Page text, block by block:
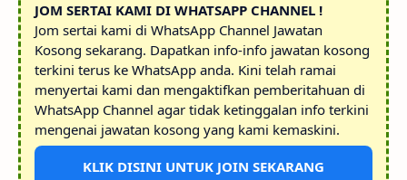
JOM SERTAI KAMI DI WHATSAPP CHANNEL !
Jom sertai kami di WhatsApp Channel Jawatan
Kosong sekarang. Dapatkan info-info jawatan kosong
terkini terus ke WhatsApp anda. Kini telah ramai
menyertai kami dan mengaktifkan pemberitahuan di
WhatsApp Channel agar tidak ketinggalan info terkini
mengenai jawatan kosong yang kami kemaskini.
KLIK DISINI UNTUK JOIN SEKARANG